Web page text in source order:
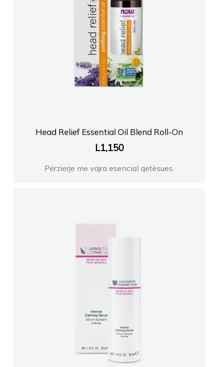
Head Relief Essential Oil Blend Roll-On
L1,150
Përzierje me vajra esencial qetësues.